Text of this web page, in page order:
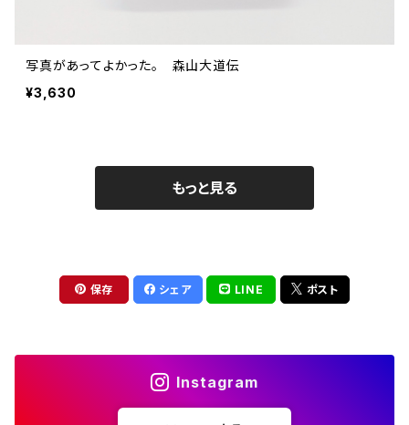
写真があってよかった。 森山大道伝
¥3,630
もっと見る
保存 シェア LINE ポスト
Instagram